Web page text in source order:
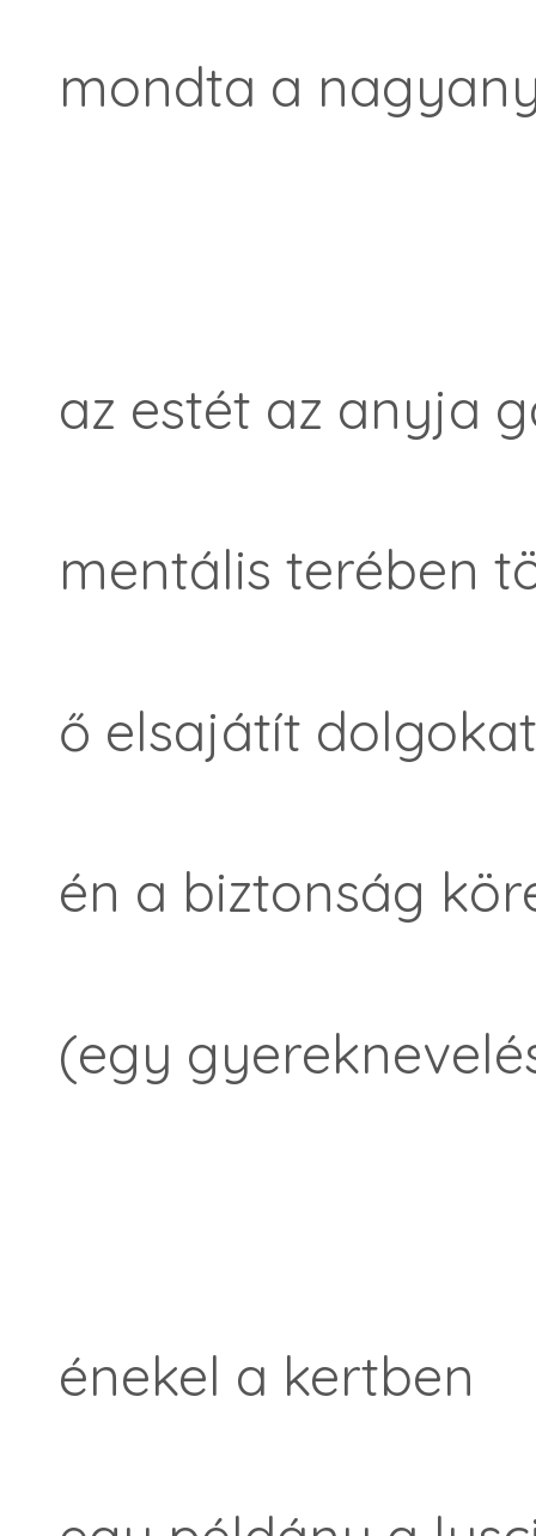
mondta a
az estét az anyja
mentális terében
ő elsajátít dolgokat
én a biztonság
(egy
énekel a kertben